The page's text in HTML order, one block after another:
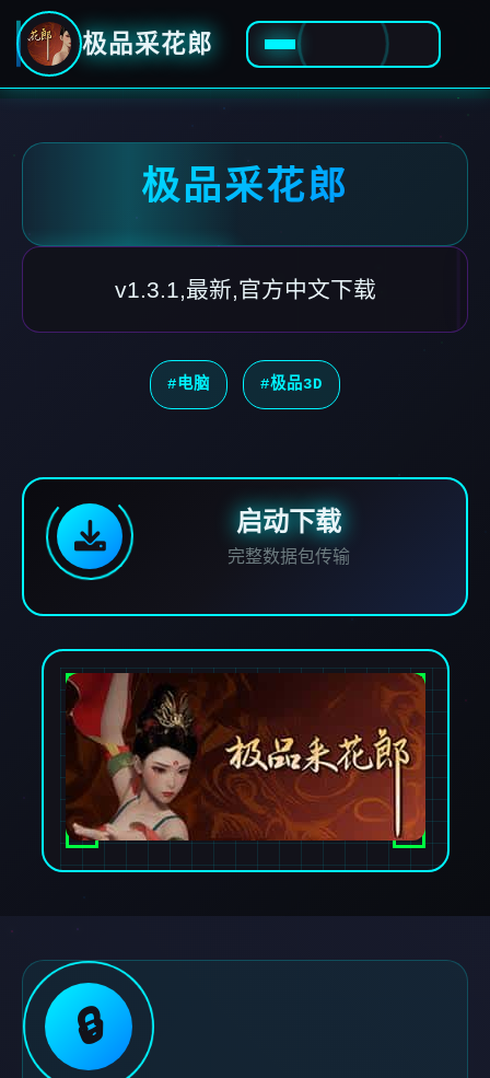
极品采花郎
极品采花郎
v1.3.1,最新,官方中文下载
#电脑 #极品3D
启动下载
完整数据包传输
🔒